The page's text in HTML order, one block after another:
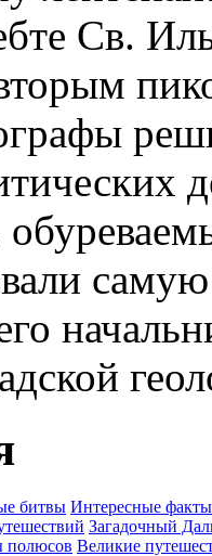
Св.
битвы Интересные факты
Загадочный
полюсов Великие